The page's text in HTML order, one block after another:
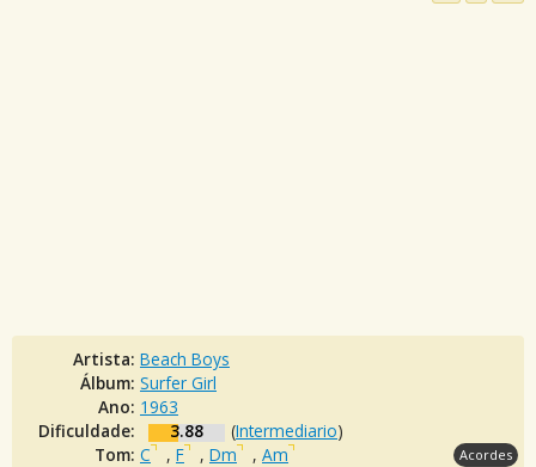
Artista: Beach Boys
Álbum: Surfer Girl
Ano: 1963
Dificuldade:
3.88 (Intermediario)
Tom: C , F , Dm , Am Acordes